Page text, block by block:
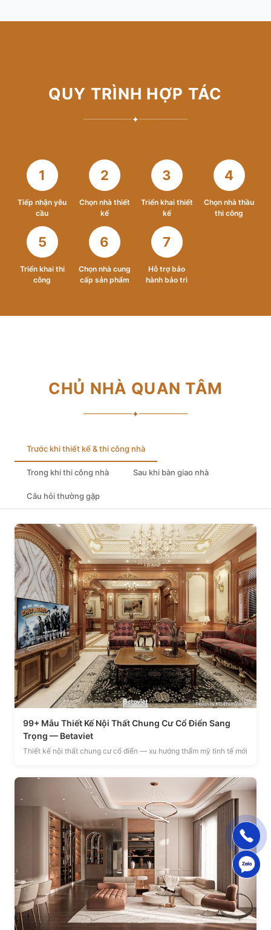
QUY TRÌNH HỢP TÁC
✦
1
Tiếp nhận yêu
cầu
2
Chọn nhà thiết
kế
3
Triển khai thiết
kế
4
Chọn nhà thầu
thi công
5
Triển khai thi
công
6
Chọn nhà cung
cấp sản phẩm
7
Hỗ trợ bảo
hành bảo trì
CHỦ NHÀ QUAN TÂM
✦
Trước khi thiết kế & thi công nhà
Trong khi thi công nhà Sau khi bàn giao nhà
Câu hỏi thường gặp
99+ Mẫu Thiết Kế Nội Thất Chung Cư Cổ Điển Sang
Trọng — Betaviet
Thiết kế nội thất chung cư cổ điển — xu hướng thẩm mỹ tinh tế mới